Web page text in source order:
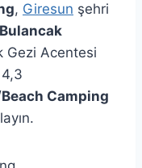
, Giresun şehri
Bulancak
Gezi Acentesi
Camping